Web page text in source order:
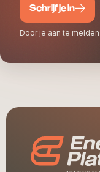
Schrijf je in
Door je aan te